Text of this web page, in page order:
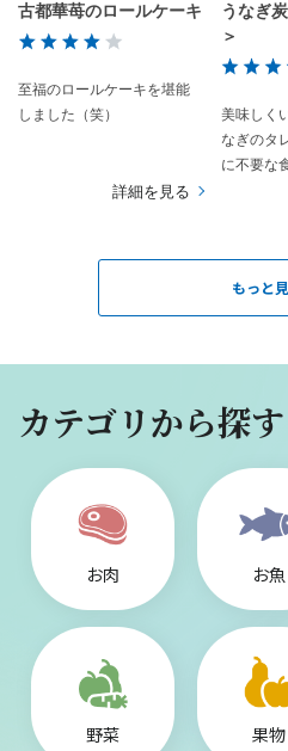
古都華苺のロールケーキ
詳細を見る
至福のロールケーキを堪能
しました（笑）
うなぎ
＞
美味しく
なぎのタ
に不要な
もっと
カテゴリから探す
お肉 お魚
野菜 果物